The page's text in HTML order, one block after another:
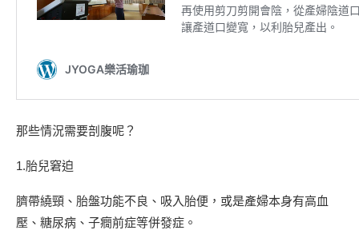
那些情況需要剖腹呢？
1.胎兒窘迫
臍帶繞頸、胎盤功能不良、吸入胎便，或是產婦本身有高血
壓、糖尿病、子癇前症等併發症。